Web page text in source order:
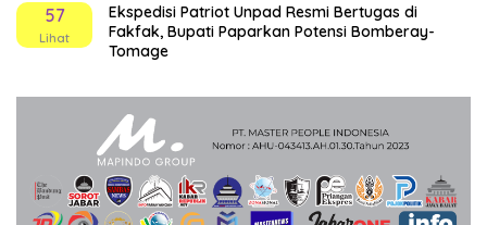
57
Lihat
Ekspedisi Patriot Unpad Resmi Bertugas di
Fakfak, Bupati Paparkan Potensi Bomberay-
Tomage